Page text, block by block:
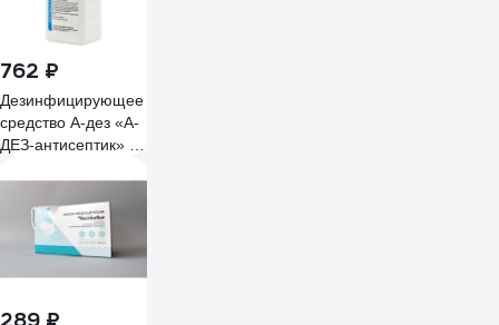
762 ₽
Дезинфицирующее
средство А-дез «А-
ДЕЗ-антисептик» -